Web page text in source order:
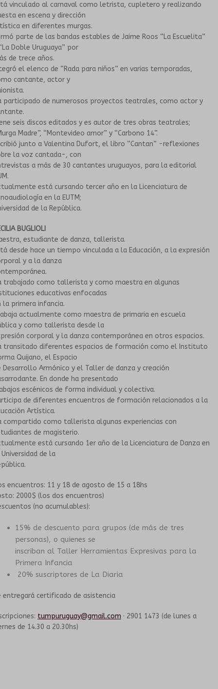
vinculado al carnaval como letrista, cupletero y realizando
en escena y dirección
en diferentes murgas.
parte de las bandas estables de Jaime Roos “La Escuelita”
Doble Uruguaya” por
de trece años.
el elenco de “Rada para niños” en varias temporadas,
cantante, actor y
participado de numerosos proyectos teatrales, como actor y
seis discos editados y es autor de tres obras teatrales;
Madre”, “Montevideo amor” y “Carbono 14”.
junto a Valentina Dufort, el libro “Cantan” -reflexiones
la voz cantada-, con
a más de 30 cantantes uruguayos, para la editorial
está cursando tercer año en la Licenciatura de
en la EUTM;
de la República.
BUGLIOLI
estudiante de danza, tallerista.
desde hace un tiempo vinculada a la Educación, a la expresión
y a la danza
trabajado como tallerista y como maestra en algunas
educativas enfocadas
la primera infancia.
actualmente como maestra de primaria en escuela
y como tallerista desde la
corporal y la danza contemporánea en otros espacios.
transitado diferentes espacios de formación como el Instituto
Quijano, el Espacio
Desarrollo Armónico y el Taller de danza y creación
En donde ha presentado
escénicos de forma individual y colectiva.
de diferentes encuentros de formación relacionados a la
Artística.
compartido como tallerista algunas experiencias con
de magisterio.
está cursando 1er año de la Licenciatura de Danza en
de la
encuentros: 11 y 18 de agosto de 15 a 18hs
2000$ (los dos encuentros)
(no acumulables):
15% de descuento para grupos (de más de tres
personas), o quienes se
inscriban al Taller Herramientas Expresivas para la
Primera Infancia
20% suscriptores de La Diaria
entregará certificado de asistencia
tumpuruguay@gmail.com · 2901 1473 (de lunes a
de 14.30 a 20.30hs)